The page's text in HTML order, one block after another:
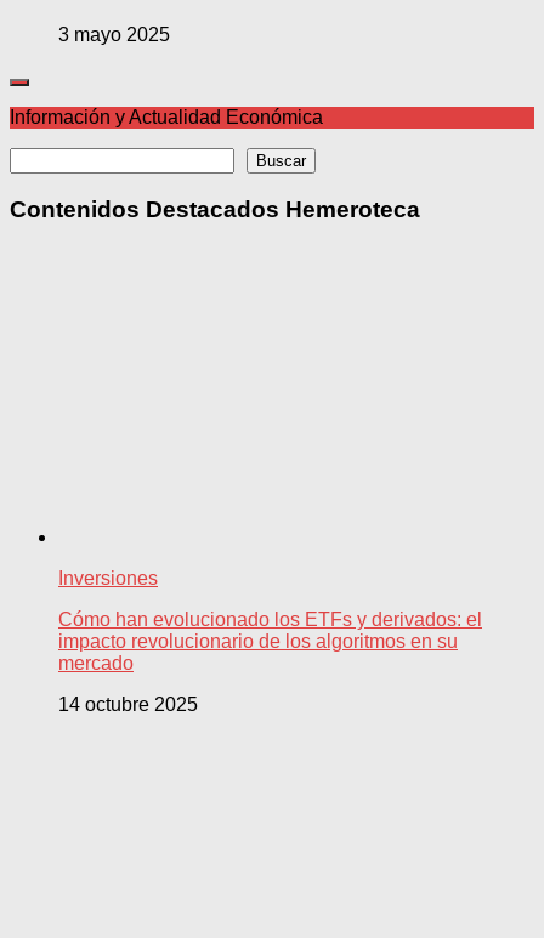
3 mayo 2025
Información y Actualidad Económica
Buscar
Contenidos Destacados Hemeroteca
Inversiones
Cómo han evolucionado los ETFs y derivados: el
impacto revolucionario de los algoritmos en su
mercado
14 octubre 2025